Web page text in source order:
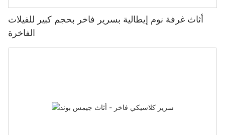
أثاث غرفة نوم إيطالية بسرير فاخر بحجم كبير للفيلات
الفاخرة